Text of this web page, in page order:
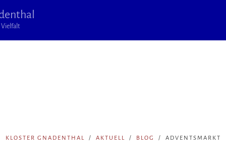
Vielfalt
KLOSTER GNADENTHAL AKTUELL BLOG ADVENTSMARKT